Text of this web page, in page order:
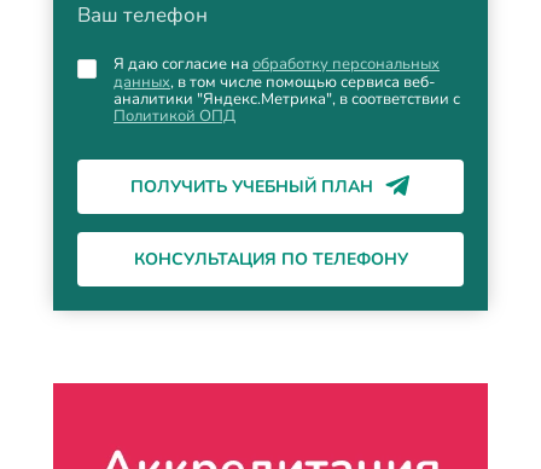
Ваш телефон
Я даю согласие на обработку персональных
данных, в том числе помощью сервиса веб-
аналитики "Яндекс.Метрика", в соответствии с
Политикой ОПД
ПОЛУЧИТЬ УЧЕБНЫЙ ПЛАН
КОНСУЛЬТАЦИЯ ПО ТЕЛЕФОНУ